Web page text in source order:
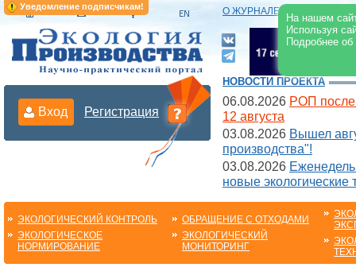
Уведомление подписчикам!
На нашем
Используя
Подробнее
О ЖУРНАЛЕ |
Вход Регистрация
НОВОСТИ ПРОЕКТА
06.08.2026 РОП после
12 августа
03.08.2026 Вышел
производства"!
03.08.2026
новые экологические
ЭКОЛОГИЧЕСКИЙ КОНТРОЛЬ
ЭКОЛОГИЧЕСКОЕ
НОРМИРОВАНИЕ
ОБРАЩЕНИЕ С ОТХОДАМИ
ЭКОЛОГИЧЕСКИЙ
МОНИТОРИНГ